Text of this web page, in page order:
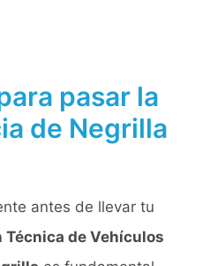
pasar la
de Negrilla
antes de llevar tu
Técnica de Vehículos